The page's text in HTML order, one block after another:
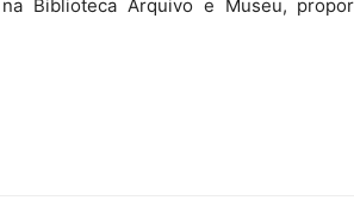
Biblioteca Arquivo e Museu,